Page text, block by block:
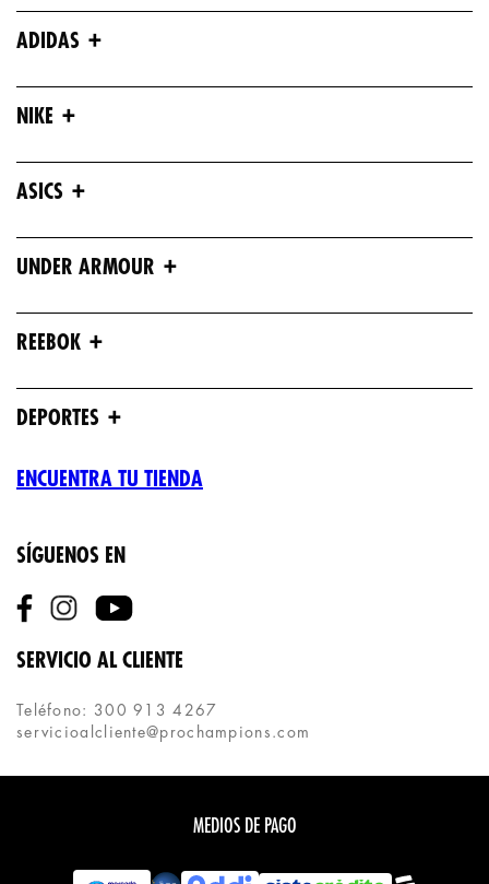
ADIDAS +
NIKE +
ASICS +
UNDER ARMOUR +
REEBOK +
DEPORTES +
ENCUENTRA TU TIENDA
SÍGUENOS EN
SERVICIO AL CLIENTE
Teléfono: 300 913 4267
servicioalcliente@prochampions.com
MEDIOS DE PAGO